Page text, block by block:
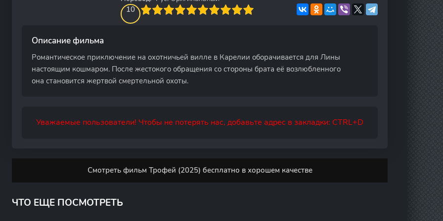
10
4 5 6 7 8 9 10
Описание фильма
Романтическое приключение на охотничьей вилле в Карелии оборачивается для Лины
настоящим кошмаром. После жестокого обращения со стороны брата её возлюбленного
она становится жертвой смертельной охоты.
Уважаемые пользователи! Чтобы не потерять нас, добавьте адрес в закладки: CTRL+D
Смотреть фильм Трофей (2025) бесплатно в хорошем качестве
ЧТО ЕЩЕ ПОСМОТРЕТЬ